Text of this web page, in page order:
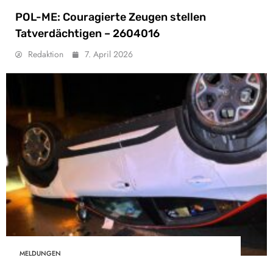
POL-ME: Couragierte Zeugen stellen
Tatverdächtigen – 2604016
Redaktion 7. April 2026
MELDUNGEN